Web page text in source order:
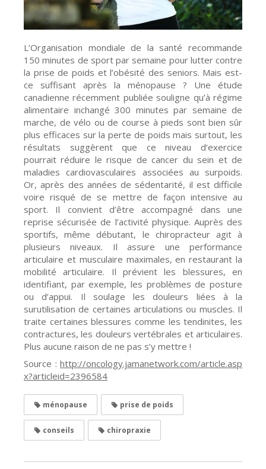
L’Organisation mondiale de la santé recommande
150 minutes de sport par semaine pour lutter contre
la prise de poids et l’obésité des seniors. Mais est-
ce suffisant après la ménopause ? Une étude
canadienne récemment publiée souligne qu’à régime
alimentaire inchangé 300 minutes par semaine de
marche, de vélo ou de course à pieds sont bien sûr
plus efficaces sur la perte de poids mais surtout, les
résultats suggèrent que ce niveau d’exercice
pourrait réduire le risque de cancer du sein et de
maladies cardiovasculaires associées au surpoids.
Or, après des années de sédentarité, il est difficile
voire risqué de se mettre de façon intensive au
sport. Il convient d’être accompagné dans une
reprise sécurisée de l’activité physique. Auprès des
sportifs, même débutant, le chiropracteur agit à
plusieurs niveaux. Il assure une performance
articulaire et musculaire maximales, en restaurant la
mobilité articulaire. Il prévient les blessures, en
identifiant, par exemple, les problèmes de posture
ou d’appui. Il soulage les douleurs liées à la
surutilisation de certaines articulations ou muscles. Il
traite certaines blessures comme les tendinites, les
contractures, les douleurs vertébrales et articulaires.
Plus aucune raison de ne pas s’y mettre !
Source : http://oncology.jamanetwork.com/article.asp
x?articleid=2396584
ménopause prise de poids
conseils chiropraxie